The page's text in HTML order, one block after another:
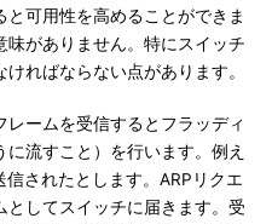
可用性を高めることができま
がありません。特にスイッチ
ればならない点があります。
ームを受信するとフラッディ
流すこと）を行います。例え
されたとします。ARPリクエ
としてスイッチに届きます。受